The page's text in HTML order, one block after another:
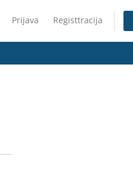
Prijava Registtracija